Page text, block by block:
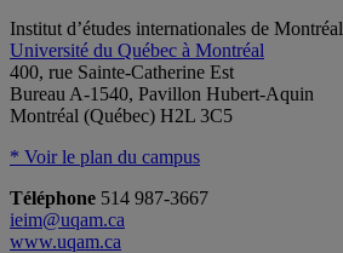
Institut d’études internationales de Montréal
Université du Québec à Montréal
400, rue Sainte-Catherine Est
Bureau A-1540, Pavillon Hubert-Aquin
Montréal (Québec) H2L 3C5
* Voir le plan du campus
Téléphone 514 987-3667
ieim@uqam.ca
www.uqam.ca